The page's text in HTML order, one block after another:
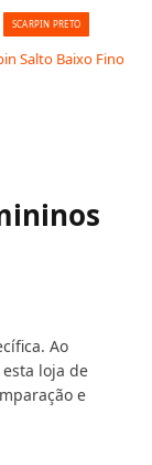
SCARPIN PRETO
Salto Baixo Fino
Ao
loja de
e